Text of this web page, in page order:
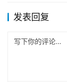
发表回复